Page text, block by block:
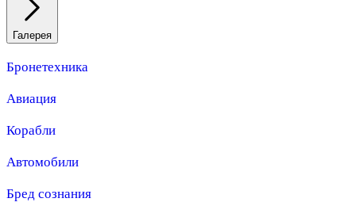
Галерея
Бронетехника
Авиация
Корабли
Автомобили
Бред сознания